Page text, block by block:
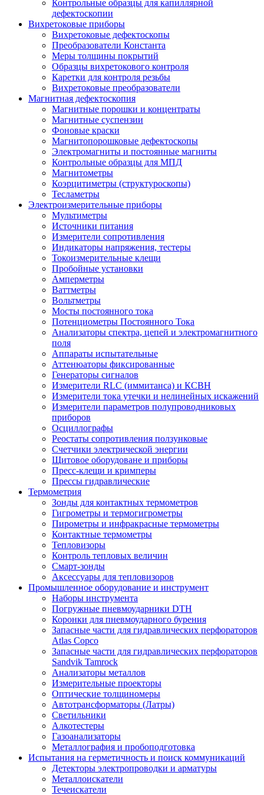
Контрольные образцы для капиллярной
дефектоскопии
Вихретоковые приборы
Вихретоковые дефектоскопы
Преобразователи Константа
Меры толщины покрытий
Образцы вихретокового контроля
Каретки для контроля резьбы
Вихретоковые преобразователи
Магнитная дефектоскопия
Магнитные порошки и концентраты
Магнитные суспензии
Фоновые краски
Магнитопорошковые дефектоскопы
Электромагниты и постоянные магниты
Контрольные образцы для МПД
Магнитометры
Коэрцитиметры (структуроскопы)
Тесламетры
Электроизмерительные приборы
Мультиметры
Источники питания
Измерители сопротивления
Индикаторы напряжения, тестеры
Токоизмерительные клещи
Пробойные установки
Амперметры
Ваттметры
Вольтметры
Мосты постоянного тока
Потенциометры Постоянного Тока
Анализаторы спектра, цепей и электромагнитного
поля
Аппараты испытательные
Аттенюаторы фиксированные
Генераторы сигналов
Измерители RLC (иммитанса) и КСВН
Измерители тока утечки и нелинейных искажений
Измерители параметров полупроводниковых
приборов
Осциллографы
Реостаты сопротивления ползунковые
Счетчики электрической энергии
Щитовое оборудоване и приборы
Пресс-клещи и кримперы
Прессы гидравлические
Термометрия
Зонды для контактных термометров
Гигрометры и термогигрометры
Пирометры и инфракрасные термометры
Контактные термометры
Тепловизоры
Контроль тепловых величин
Смарт-зонды
Аксессуары для тепловизоров
Промышленное оборудование и инструмент
Наборы инструмента
Погружные пневмоударники DTH
Коронки для пневмоударного бурения
Запасные части для гидравлических перфораторов
Atlas Copco
Запасные части для гидравлических перфораторов
Sandvik Tamrock
Анализаторы металлов
Измерительные проекторы
Оптические толщиномеры
Автотрансформаторы (Латры)
Светильники
Алкотестеры
Газоанализаторы
Металлография и пробоподготовка
Испытания на герметичность и поиск коммуникаций
Детекторы электропроводки и арматуры
Металлоискатели
Течеискатели